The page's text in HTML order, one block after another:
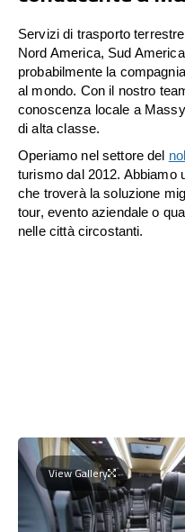
Servizi di trasporto
Nord America, Sud
probabilmente la
al mondo. Con il nostro
conoscenza locale a
di alta classe.
Operiamo nel settore del
turismo dal 2012. Abbiamo
che troverà la soluzione
tour, evento aziendale o
nelle città circostanti.
View Gallery